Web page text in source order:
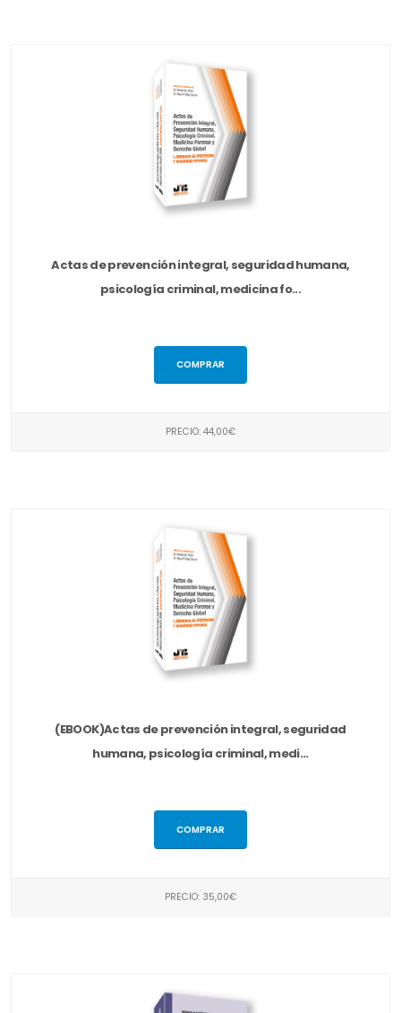
Actas de prevención integral, seguridad humana,
psicología criminal, medicina fo...
COMPRAR
PRECIO: 44,00€
(EBOOK)Actas de prevención integral, seguridad
humana, psicología criminal, medi...
COMPRAR
PRECIO: 35,00€